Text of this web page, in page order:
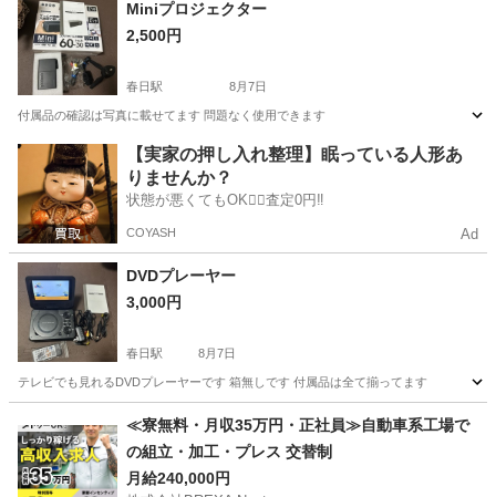
プロジェクター
Miniプロジェクター
2,500円
春日駅 8月7日
付属品の確認は写真に載せてます 問題なく使用できます
福岡 福岡市 春日駅 映像プレーヤー、レコーダー Mini
【実家の押し入れ整理】眠っている人形あ
りませんか？
状態が悪くてもOK🙆‍♀️査定0円‼️
COYASH Ad
DVDプレーヤー
3,000円
春日駅 8月7日
テレビでも見れるDVDプレーヤーです 箱無しです 付属品は全て揃ってます
春日駅 映像プレーヤー、レコーダー
≪寮無料・月収35万円・正社員≫自動車系工場で
の組立・加工・プレス 交替制
月給240,000円